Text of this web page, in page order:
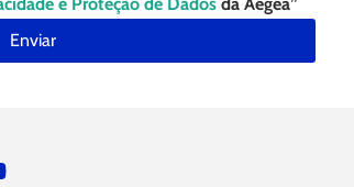
e Proteção de Dadosda Aegea”
Enviar